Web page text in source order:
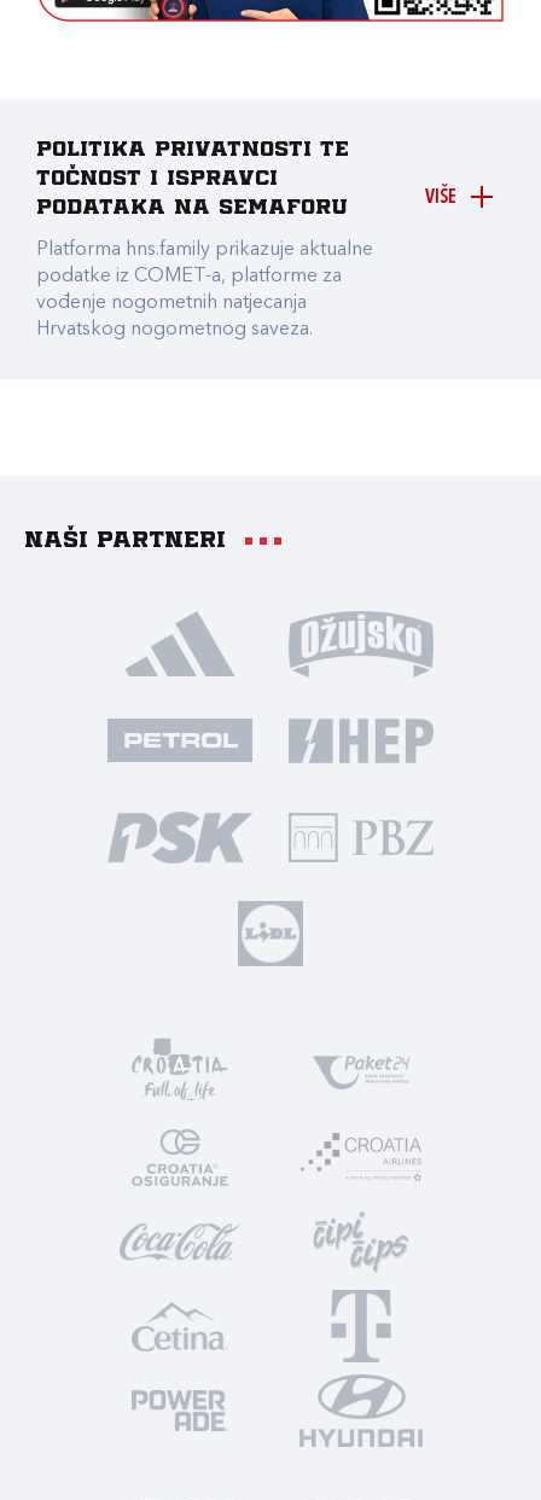
VIŠE
Politika privatnosti te
točnost i ispravci
podataka na Semaforu
Platforma hns.family prikazuje aktualne
podatke iz COMET-a, platforme za
vođenje nogometnih natjecanja
Hrvatskog nogometnog saveza.
Naši partneri